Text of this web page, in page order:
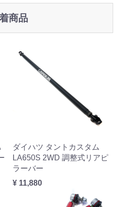
商品
ダイハツ タントカスタム
LA650S 2WD 調整式リアピ
ラーバー
¥ 11,880